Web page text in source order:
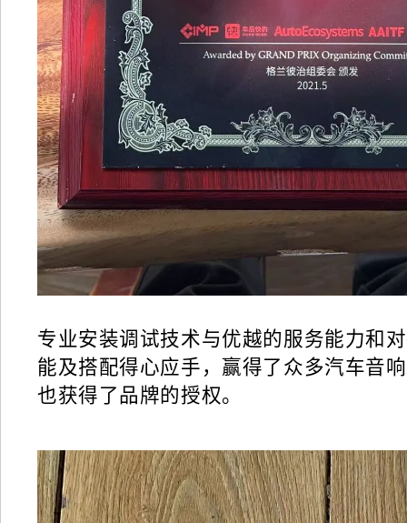
专业安装调试技术与优越的服务能力和
能及搭配得心应手，赢得了众多汽车音
也获得了品牌的授权。